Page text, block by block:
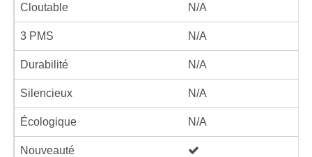
Cloutable N/A
3 PMS N/A
Durabilité N/A
Silencieux N/A
Écologique N/A
Nouveauté